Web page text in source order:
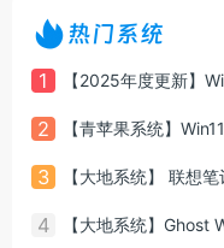
热门系统
1
2 【青苹果系统】
3
4 【大地系统】Ghost